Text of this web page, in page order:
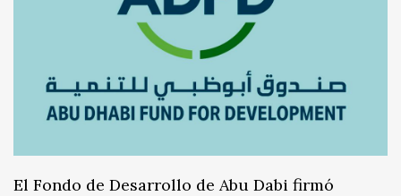
El Fondo de Desarrollo de Abu Dabi firmó